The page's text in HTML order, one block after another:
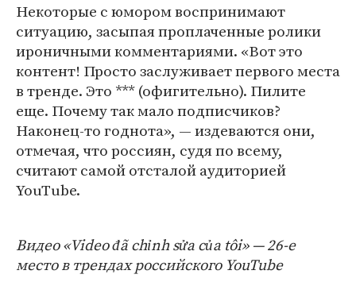
Некоторые с юмором воспринимают
ситуацию, засыпая проплаченные ролики
ироничными комментариями. «Вот это
контент! Просто заслуживает первого места
в тренде. Это *** (офигительно). Пилите
еще. Почему так мало подписчиков?
Наконец-то годнота», — издеваются они,
отмечая, что россиян, судя по всему,
считают самой отсталой аудиторией
YouTube.
Видео «Video đã chỉnh sửa của tôi» — 26-е
место в трендах российского YouTube